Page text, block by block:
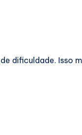
dificuldade. Isso